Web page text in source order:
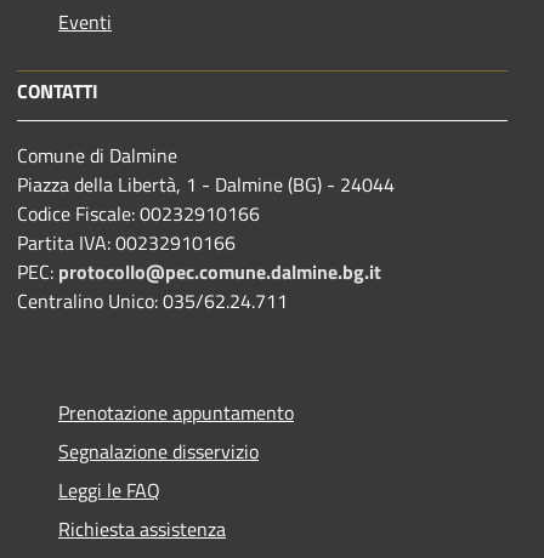
Eventi
CONTATTI
Comune di Dalmine
Piazza della Libertà, 1 - Dalmine (BG) - 24044
Codice Fiscale: 00232910166
Partita IVA: 00232910166
PEC: protocollo@pec.comune.dalmine.bg.it
Centralino Unico: 035/62.24.711
Prenotazione appuntamento
Segnalazione disservizio
Leggi le FAQ
Richiesta assistenza